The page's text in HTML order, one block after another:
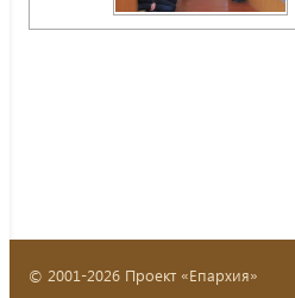
© 2001-2026 Проект «Епархия»